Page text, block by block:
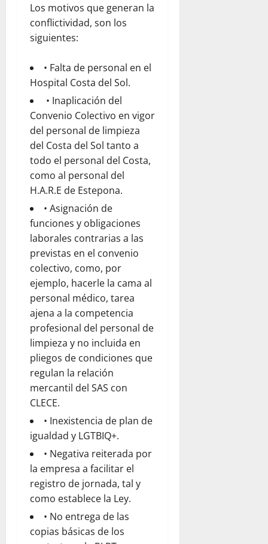
Los motivos que generan la
conflictividad, son los
siguientes:
• Falta de personal en el
Hospital Costa del Sol.
• Inaplicación del
Convenio Colectivo en vigor
del personal de limpieza
del Costa del Sol tanto a
todo el personal del Costa,
como al personal del
H.A.R.E de Estepona.
• Asignación de
funciones y obligaciones
laborales contrarias a las
previstas en el convenio
colectivo, como, por
ejemplo, hacerle la cama al
personal médico, tarea
ajena a la competencia
profesional del personal de
limpieza y no incluida en
pliegos de condiciones que
regulan la relación
mercantil del SAS con
CLECE.
• Inexistencia de plan de
igualdad y LGTBIQ+.
• Negativa reiterada por
la empresa a facilitar el
registro de jornada, tal y
como establece la Ley.
• No entrega de las
copias básicas de los